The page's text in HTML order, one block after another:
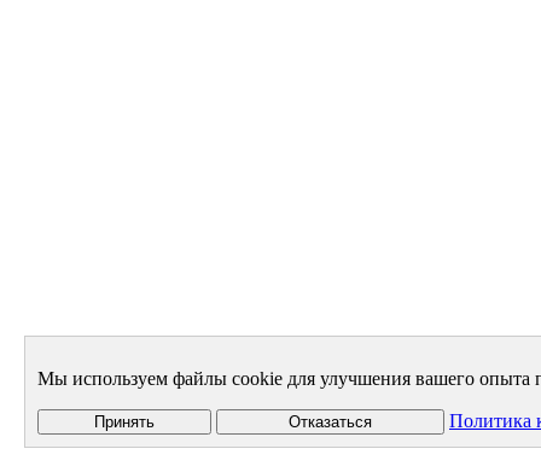
Мы используем файлы cookie для улучшения вашего опыта
Принять Отказаться Политика